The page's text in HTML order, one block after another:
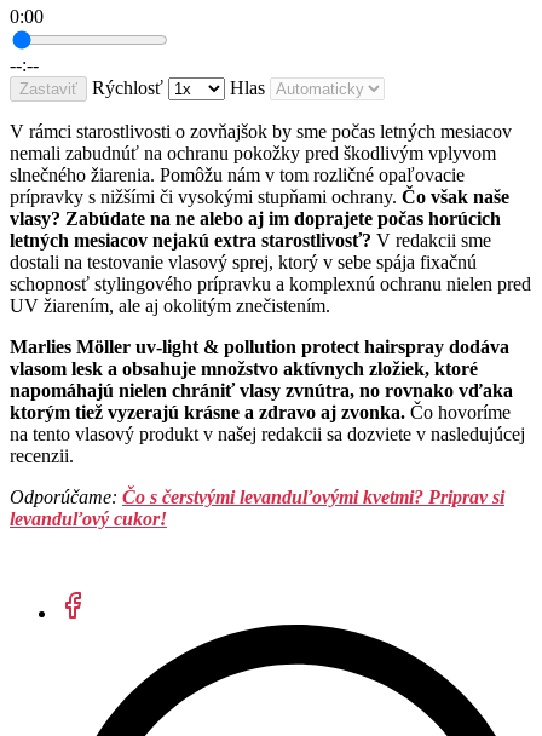
0:00
--:--
Zastaviť Rýchlosť Hlas
V rámci starostlivosti o zovňajšok by sme počas letných mesiacov
nemali zabudnúť na ochranu pokožky pred škodlivým vplyvom
slnečného žiarenia. Pomôžu nám v tom rozličné opaľovacie
prípravky s nižšími či vysokými stupňami ochrany. Čo však naše
vlasy? Zabúdate na ne alebo aj im doprajete počas horúcich
letných mesiacov nejakú extra starostlivosť? V redakcii sme
dostali na testovanie vlasový sprej, ktorý v sebe spája fixačnú
schopnosť stylingového prípravku a komplexnú ochranu nielen pred
UV žiarením, ale aj okolitým znečistením.
Marlies Möller uv-light & pollution protect hairspray dodáva
vlasom lesk a obsahuje množstvo aktívnych zložiek, ktoré
napomáhajú nielen chrániť vlasy zvnútra, no rovnako vďaka
ktorým tiež vyzerajú krásne a zdravo aj zvonka. Čo hovoríme
na tento vlasový produkt v našej redakcii sa dozviete v nasledujúcej
recenzii.
Odporúčame: Čo s čerstvými levanduľovými kvetmi? Priprav si
levanduľový cukor!